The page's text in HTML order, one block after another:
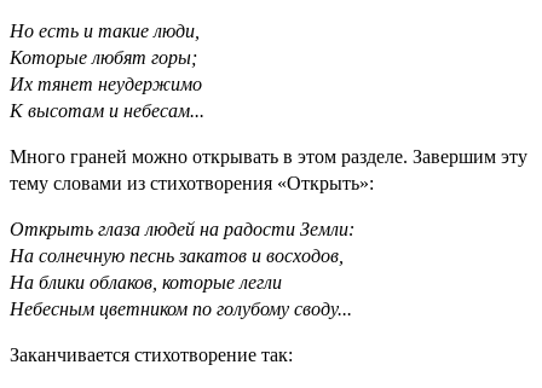
Но есть и такие люди,
Которые любят горы;
Их тянет неудержимо
К высотам и небесам...
Много граней можно открывать в этом разделе. Завершим эту
тему словами из стихотворения «Открыть»:
Открыть глаза людей на радости Земли:
На солнечную песнь закатов и восходов,
На блики облаков, которые легли
Небесным цветником по голубому своду...
Заканчивается стихотворение так: